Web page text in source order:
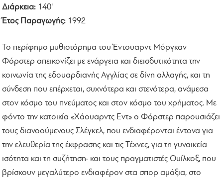
Διάρκεια: 140'
Έτος Παραγωγής: 1992
Το περίφημο μυθιστόρημα του Έντουαρντ Μόργκαν
Φόρστερ απεικονίζει με ενάργεια και διεισδυτικότητα την
κοινωνία της εδουαρδιανής Αγγλίας σε δίνη αλλαγής, και τη
σύνδεση που επέρχεται, συχνότερα και στενότερα, ανάμεσα
στον κόσμο του πνεύματος και στον κόσμο του χρήματος. Με
φόντο την κατοικία «Χάουαρντς Εντ» ο Φόρστερ παρουσιάζει
τους διανοούμενους Σλέγκελ, που ενδιαφέρονται έντονα για
την ελευθερία της έκφρασης και τις Τέχνες, για τη γυναικεία
ισότητα και τη συζήτηση· και τους πραγματιστές Ουίλκοξ, που
βρίσκουν μεγαλύτερο ενδιαφέρον στα σπορ αμάξια, στο